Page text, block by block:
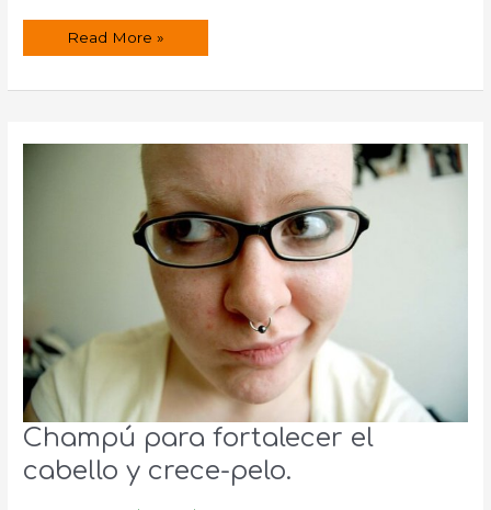
Remedios
caspa.
Read More »
Champú para fortalecer el
cabello y crece-pelo.